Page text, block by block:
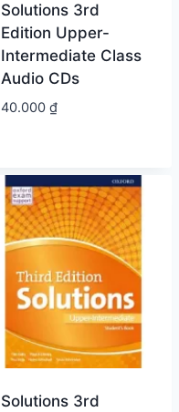
Solutions 3rd
Edition Upper-
Intermediate Class
Audio CDs
40.000 ₫
Solutions 3rd